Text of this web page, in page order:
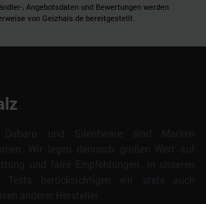
, Angebotsdaten und Bewertungen werden
von Geizhals.de bereitgestellt.